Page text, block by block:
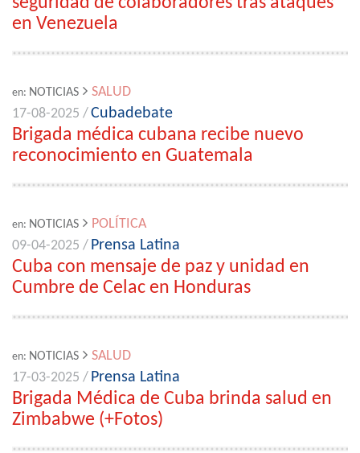
en Venezuela
en: NOTICIAS
SALUD
17-08-2025 /Cubadebate
Brigada médica cubana recibe nuevo
reconocimiento en Guatemala
en: NOTICIAS
POLÍTICA
09-04-2025 / Prensa Latina
Cuba con mensaje de paz y unidad en
Cumbre de Celac en Honduras
en: NOTICIAS
SALUD
17-03-2025 / Prensa Latina
Brigada Médica de Cuba brinda salud en
Zimbabwe (+Fotos)